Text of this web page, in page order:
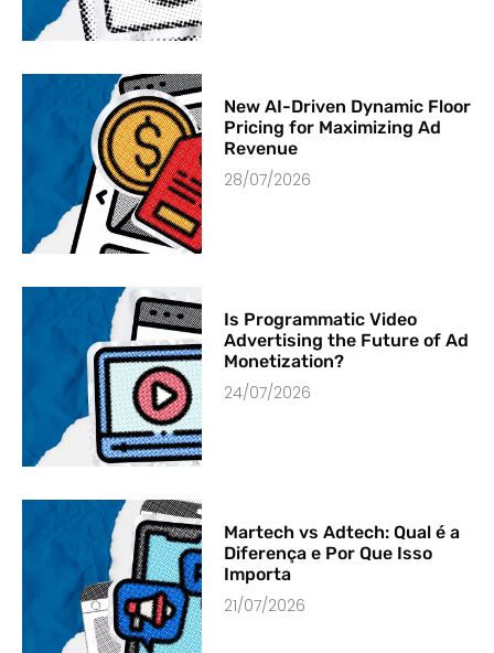
New AI-Driven Dynamic Floor
Pricing for Maximizing Ad
Revenue
28/07/2026
Is Programmatic Video
Advertising the Future of Ad
Monetization?
24/07/2026
Martech vs Adtech: Qual é a
Diferença e Por Que Isso
Importa
21/07/2026